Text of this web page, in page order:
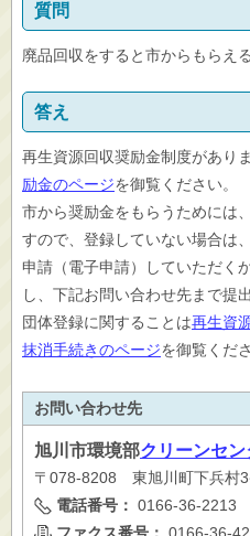
質問
廃品回収をすると市からもらえ
答え
再生資源回収奨励金制度があり
励金のページを御覧ください。
市から奨励金をもらうためには
すので、登録していない場合は
申請（電子申請）していただく
し、下記お問い合わせ先まで提
団体登録に関することは再生資
抹消手続きのページを御覧くだ
お問い合わせ先
旭川市環境部クリーンセン
〒078-8208 東旭川町下兵村3
電話番号： 0166-36-2213